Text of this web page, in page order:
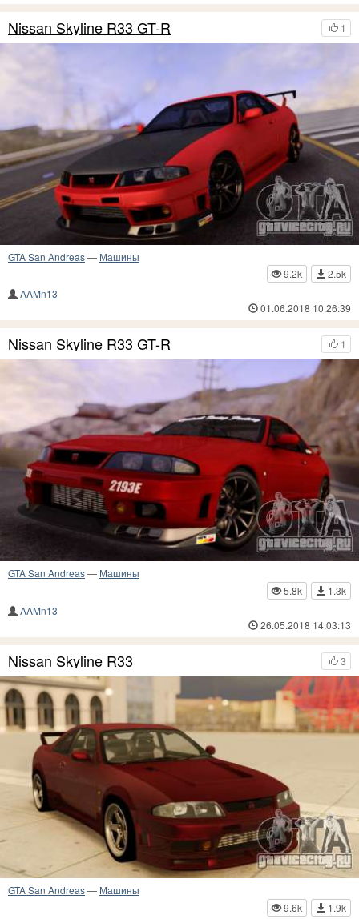
1
Nissan Skyline R33 GT-R
GTA San Andreas— Машины
9.2k
2.5k
AAMn13
01.06.2018 10:26:39
1
Nissan Skyline R33 GT-R
GTA San Andreas— Машины
5.8k
1.3k
AAMn13
26.05.2018 14:03:13
3
Nissan Skyline R33
GTA San Andreas— Машины
9.6k
1.9k